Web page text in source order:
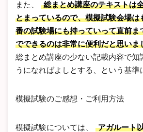
また、
総まとめ講座のテキストは
とまっているので、模擬試験会場は
番の試験場にも持っていって直前ま
でできるのは非常に便利だと思いま
総まとめ講座の少ない記載内容で知
うになればよしとする、という基準
模擬試験のご感想・ご利用方法
模擬試験については、
アガルート